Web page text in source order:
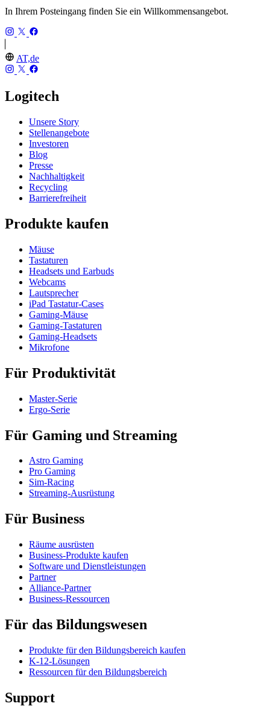
In Ihrem Posteingang finden Sie ein Willkommensangebot.
AT,de
Logitech
Unsere Story
Stellenangebote
Investoren
Blog
Presse
Nachhaltigkeit
Recycling
Barrierefreiheit
Produkte kaufen
Mäuse
Tastaturen
Headsets und Earbuds
Webcams
Lautsprecher
iPad Tastatur-Cases
Gaming-Mäuse
Gaming-Tastaturen
Gaming-Headsets
Mikrofone
Für Produktivität
Master-Serie
Ergo-Serie
Für Gaming und Streaming
Astro Gaming
Pro Gaming
Sim-Racing
Streaming-Ausrüstung
Für Business
Räume ausrüsten
Business-Produkte kaufen
Software und Dienstleistungen
Partner
Alliance-Partner
Business-Ressourcen
Für das Bildungswesen
Produkte für den Bildungsbereich kaufen
K-12-Lösungen
Ressourcen für den Bildungsbereich
Support